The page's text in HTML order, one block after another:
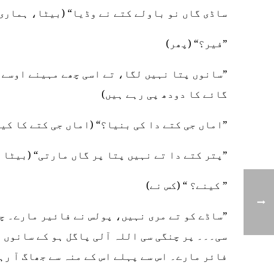
ساڈی گاں نو باولے کتے نے وڈیا“ (بیٹا،
”فیر؟“ (پھر)
”سانوں پتا نہیں لگا، تے اسی چھے مہینے
گائے کا دودھ پی رہے ہیں)
”اماں جی کتے دا کی بنیا؟“ (اماں جی کتے کا
”پتر کتے دا تے نہیں پتا پر گاں مارتی“
” کینے؟ “ (کس نے)
”ساڈے کو تے مری نہیں، پولس نے فائیر مارے۔
سی۔۔۔ پر چنگی سی اللہ آلی پاگل ہو کے
فائر مارے۔ اس سے پہلے اس کے منہ سے جھاگ آ